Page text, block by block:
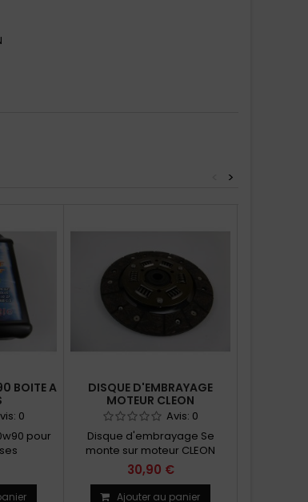
>
BOITE A
0
pour
DISQUE D'EMBRAYAGE
MOTEUR CLEON
Avis: 0
Disque d'embrayage Se
monte sur moteur CLEON
Rappel se référer à nos
conseils techniques dans la
rubrique informations en 1ère
30,90 €
Ajouter au panier